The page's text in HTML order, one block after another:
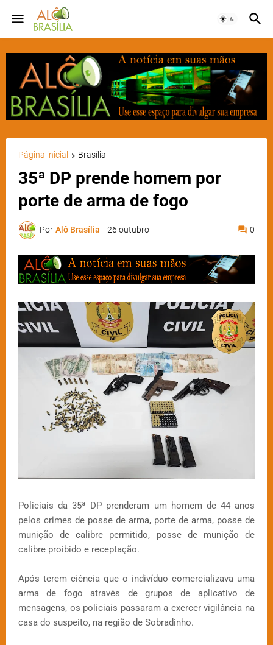
Página inicial Brasília
35ª DP prende homem por
porte de arma de fogo
Por Alô Brasília - 26 outubro 0
Policiais da 35ª DP prenderam um homem de 44 anos
pelos crimes de posse de arma, porte de arma, posse de
munição de calibre permitido, posse de munição de
calibre proibido e receptação.
Após terem ciência que o indivíduo comercializava uma
arma de fogo através de grupos de aplicativo de
mensagens, os policiais passaram a exercer vigilância na
casa do suspeito, na região de Sobradinho.